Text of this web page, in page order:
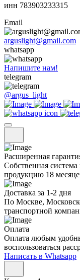
инн 783903233315
Email
arguslight@gmail.com
whatsapp
Напишите нам!
telegram
@argus_light
Расширенная
Собственная система
продукцию 18
Доставка за 1-2 дня
По Москве,
транспортной
Оплата
Оплата любым
воспользоваться
Написать в Whatsapp